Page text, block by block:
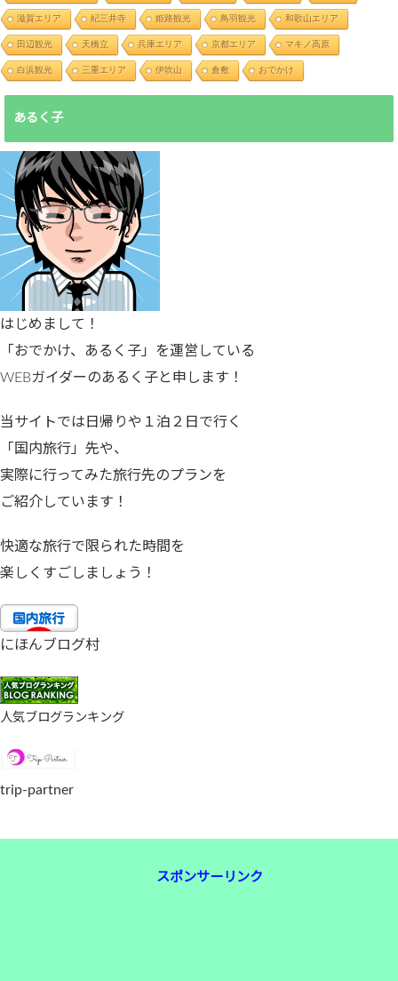
滋賀エリア 紀三井寺 姫路観光 鳥羽観光 和歌山エリア
田辺観光 天橋立 兵庫エリア 京都エリア マキノ高原
白浜観光 三重エリア 伊吹山 倉敷 おでかけ
あるく子
はじめまして！
「おでかけ、あるく子」を運営している
WEBガイダーのあるく子と申します！
当サイトでは日帰りや１泊２日で行く
「国内旅行」先や、
実際に行ってみた旅行先のプランを
ご紹介しています！
快適な旅行で限られた時間を
楽しくすごしましょう！
にほんブログ村
人気ブログランキング
trip-partner
スポンサーリンク